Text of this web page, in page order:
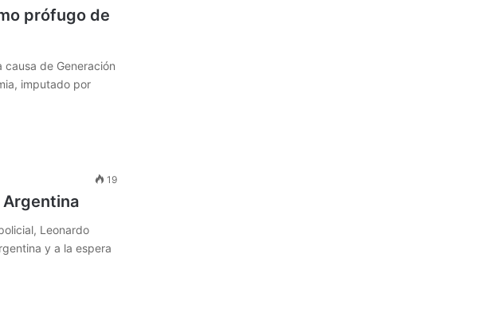
prófugo de
de Generación
imputado por
19
Leonardo
y a la espera